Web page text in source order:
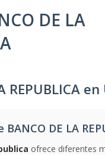
DE LA
REPUBLICA
DE LA
ofrece diferentes